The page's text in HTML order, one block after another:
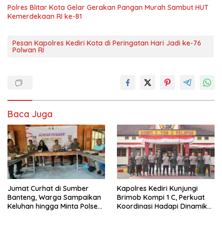
Polres Blitar Kota Gelar Gerakan Pangan Murah Sambut HUT
Kemerdekaan RI ke-81
Pesan Kapolres Kediri Kota di Peringatan Hari Jadi ke-76
Polwan RI
Baca Juga
Jumat Curhat di Sumber
Banteng, Warga Sampaikan
Keluhan hingga Minta Polsek
Kapolres Kediri Kunjungi
Brimob Kompi 1 C, Perkuat
Koordinasi Hadapi Dinamika